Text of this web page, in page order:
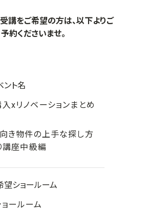
講をご希望の方は、以下よりご
予約くださいませ。
ント名
xリノベーションまとめ
き物件の上手な探し方
講座中級編
望ショールーム
ールーム